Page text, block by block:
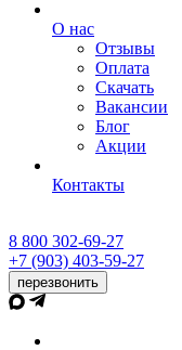
О нас
Отзывы
Оплата
Скачать
Вакансии
Блог
Акции
Контакты
8 800 302-69-27
+7 (903) 403-59-27
перезвонить